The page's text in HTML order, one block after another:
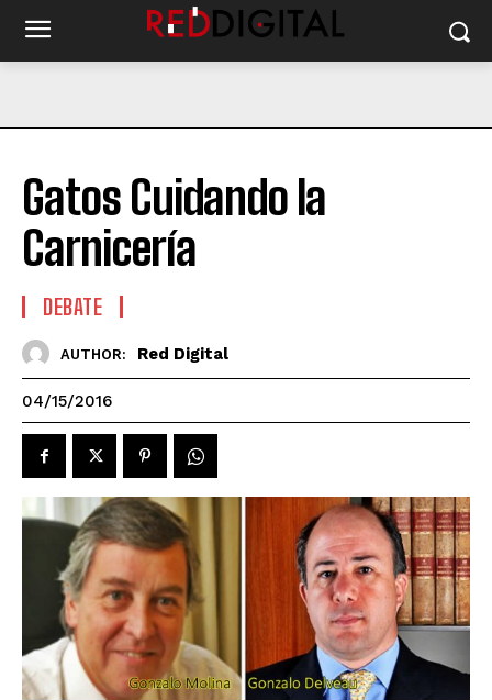
Gatos Cuidando la
Carnicería
DEBATE
AUTHOR: Red Digital
04/15/2016